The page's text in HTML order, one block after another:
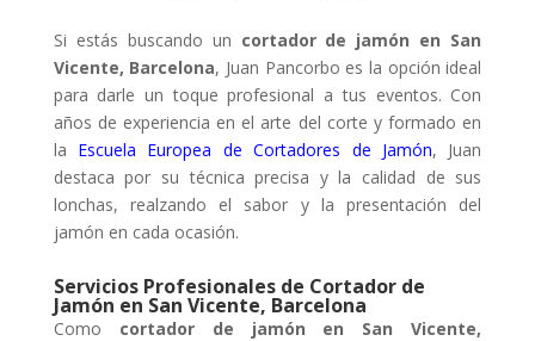
Si estás buscando un cortador de jamón en San
Vicente, Barcelona, Juan Pancorbo es la opción ideal
para darle un toque profesional a tus eventos. Con
años de experiencia en el arte del corte y formado en
la Escuela Europea de Cortadores de Jamón, Juan
destaca por su técnica precisa y la calidad de sus
lonchas, realzando el sabor y la presentación del
jamón en cada ocasión.
Servicios Profesionales de Cortador de
Jamón en San Vicente, Barcelona
Como cortador de jamón en San Vicente,